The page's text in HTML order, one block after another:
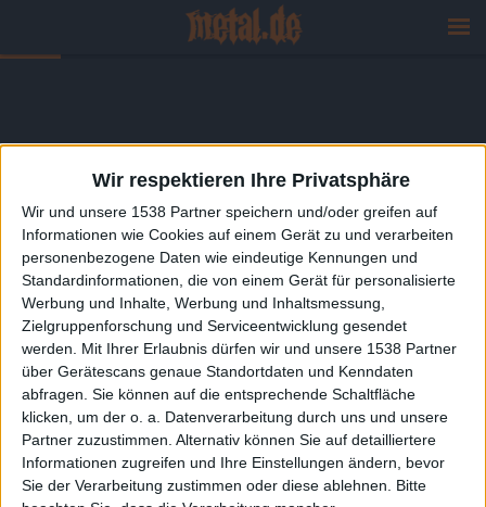
Wir respektieren Ihre Privatsphäre
Wir und unsere 1538 Partner speichern und/oder greifen auf
Informationen wie Cookies auf einem Gerät zu und verarbeiten
personenbezogene Daten wie eindeutige Kennungen und
Standardinformationen, die von einem Gerät für personalisierte
Werbung und Inhalte, Werbung und Inhaltsmessung,
Zielgruppenforschung und Serviceentwicklung gesendet
werden.
Mit Ihrer Erlaubnis dürfen wir und unsere 1538 Partner
über Gerätescans genaue Standortdaten und Kenndaten
abfragen. Sie können auf die entsprechende Schaltfläche
klicken, um der o. a. Datenverarbeitung durch uns und unsere
Partner zuzustimmen. Alternativ können Sie auf detailliertere
Informationen zugreifen und Ihre Einstellungen ändern, bevor
Sie der Verarbeitung zustimmen oder diese ablehnen.
Bitte